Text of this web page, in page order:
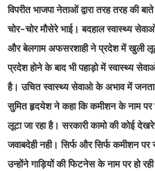
विपरीत भाजपा नेताओं द्वारा तरह तरह की
चोर-चोर मौसेरे भाई। बदहाल स्वास्थ्य
और बेलगाम अफसरशाही ने प्रदेश में खुली
प्रदेश होने के बाद भी पहाड़ो में स्वास्थ्य
है। उचित स्वास्थ्य सेवाओ के अभाव में जनता
सुमित हृदयेश ने कहा कि कमीशन के नाम पर
लूटा जा रहा है। सरकारी कामो की कोई
जवाबदेही नही। सिर्फ और सिर्फ कमीशन पर
उन्होंने गाड़ियों की फिटनेस के नाम पर हो